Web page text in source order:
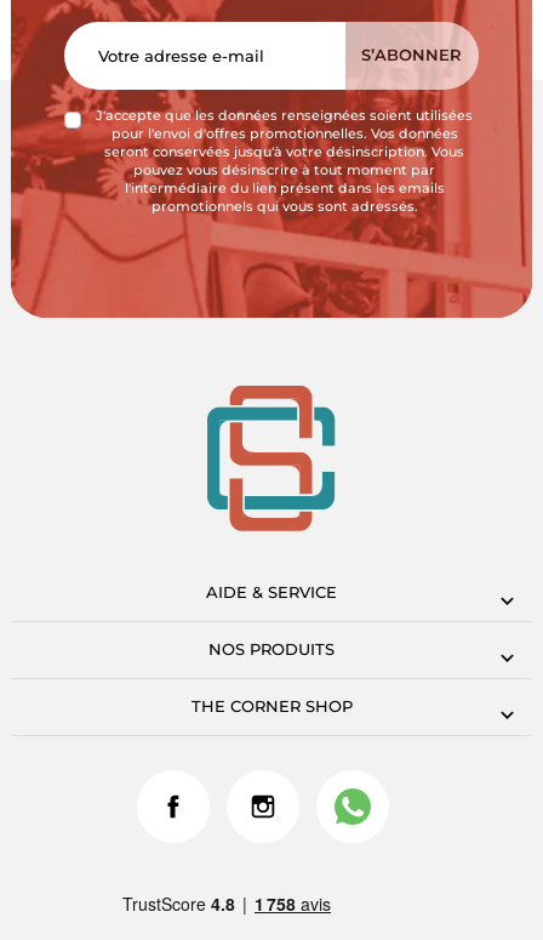
J'accepte que les données renseignées soient utilisées
pour l'envoi d'offres promotionnelles. Vos données
seront conservées jusqu'à votre désinscription. Vous
pouvez vous désinscrire à tout moment par
l'intermédiaire du lien présent dans les emails
promotionnels qui vous sont adressés.
AIDE & SERVICE
NOS PRODUITS
THE CORNER SHOP